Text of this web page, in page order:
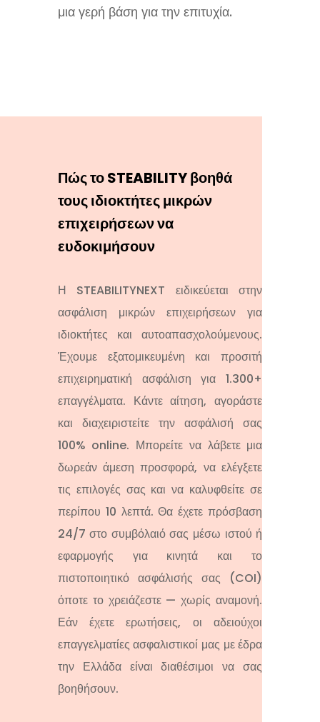
μια γερή βάση για την επιτυχία.
Πώς το STEABILITY βοηθά
τους ιδιοκτήτες μικρών
επιχειρήσεων να
ευδοκιμήσουν
Η STEABILITYNEXT ειδικεύεται στην
ασφάλιση μικρών επιχειρήσεων για
ιδιοκτήτες και αυτοαπασχολούμενους.
Έχουμε εξατομικευμένη και προσιτή
επιχειρηματική ασφάλιση για 1.300+
επαγγέλματα. Κάντε αίτηση, αγοράστε
και διαχειριστείτε την ασφάλισή σας
100% online. Μπορείτε να λάβετε μια
δωρεάν άμεση προσφορά, να ελέγξετε
τις επιλογές σας και να καλυφθείτε σε
περίπου 10 λεπτά. Θα έχετε πρόσβαση
24/7 στο συμβόλαιό σας μέσω ιστού ή
εφαρμογής για κινητά και το
πιστοποιητικό ασφάλισής σας (COI)
όποτε το χρειάζεστε — χωρίς αναμονή.
Εάν έχετε ερωτήσεις, οι αδειούχοι
επαγγελματίες ασφαλιστικοί μας με έδρα
την Ελλάδα είναι διαθέσιμοι να σας
βοηθήσουν.